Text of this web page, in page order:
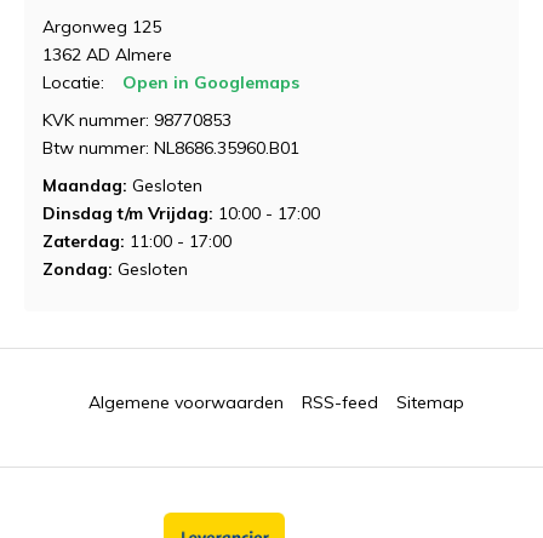
Argonweg 125
1362 AD Almere
Locatie:
Open in Googlemaps
KVK nummer: 98770853
Btw nummer: NL8686.35960.B01
Maandag: Gesloten
Dinsdag t/m Vrijdag: 10:00 - 17:00
Zaterdag: 11:00 - 17:00
Zondag: Gesloten
Algemene voorwaarden RSS-feed Sitemap